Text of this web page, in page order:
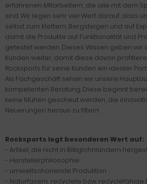
erfahrenen Mitarbeitern, die alle mit dem
sind. Wir legen sehr viel Wert darauf, dass
selbst zum Klettern, Bergsteigen und auf
damit die Produkte auf Funktionalität und
getestet werden. Dieses Wissen geben wir
Kunden weiter, damit diese davon
Rocksports für seine Kunden ein idealer
Als Fachgeschäft sehen wir unsere
kompetenten Beratung. Diese beginnt
keine Mühen gescheut werden, die
Neuerungen heraus zu filtern.
Rocksports legt besonderen Wert auf:
- Artikel, die nicht in Billiglohnländern
- Herstellerphilosophie
- umweltschonende Produktion
- Naturfasern, recyclete bzw. recyclefähige